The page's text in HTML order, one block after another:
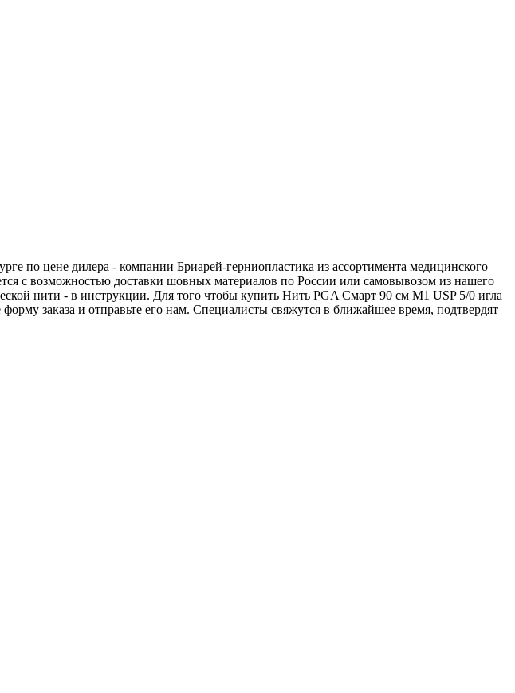
по цене дилера - компании Бриарей-герниопластика из ассортимента медицинского
с возможностью доставки шовных материалов по России или самовывозом из нашего
нити - в инструкции. Для того чтобы купить Нить PGA Смарт 90 см М1 USP 5/0 игла
заказа и отправьте его нам. Специалисты свяжутся в ближайшее время, подтвердят